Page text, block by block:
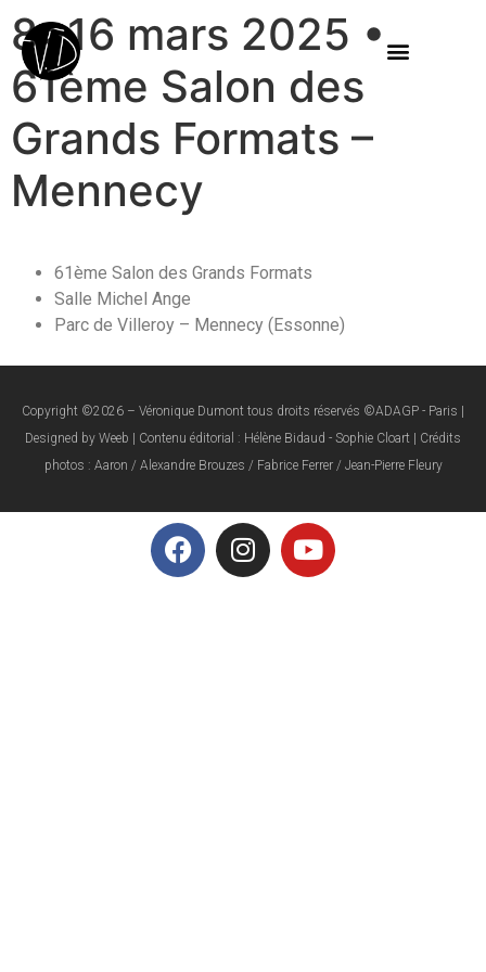
8>16 mars 2025 •
61ème Salon des
Grands Formats –
Mennecy
61ème Salon des Grands Formats
Salle Michel Ange
Parc de Villeroy – Mennecy (Essonne)
Copyright ©2026 – Véronique Dumont tous droits réservés ©ADAGP - Paris |
Designed by Weeb | Contenu éditorial : Hélène Bidaud - Sophie Cloart | Crédits
photos : Aaron / Alexandre Brouzes / Fabrice Ferrer / Jean-Pierre Fleury